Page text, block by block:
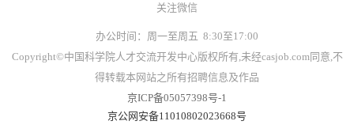
关注微信
办公时间：周一至周五 8:30至17:00
Copyright©中国科学院人才交流开发中心版权所有,未经casjob.com同意,不
得转载本网站之所有招聘信息及作品
京ICP备05057398号-1
京公网安备11010802023668号